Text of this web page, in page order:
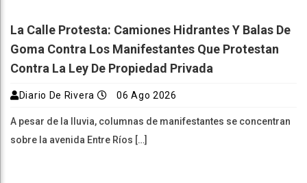
La Calle Protesta: Camiones Hidrantes Y Balas De
Goma Contra Los Manifestantes Que Protestan
Contra La Ley De Propiedad Privada
Diario De Rivera 06 Ago 2026
A pesar de la lluvia, columnas de manifestantes se concentran
sobre la avenida Entre Ríos […]